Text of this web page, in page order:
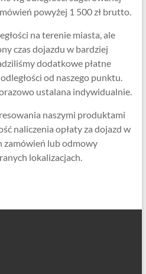
powyżej 1 500 zł brutto.
na terenie miasta, ale
czas dojazdu w bardziej
dodatkowe płatne
od naszego punktu.
ustalana indywidualnie.
naszymi produktami
naliczenia opłaty za dojazd w
zamówień lub odmowy
lokalizacjach.